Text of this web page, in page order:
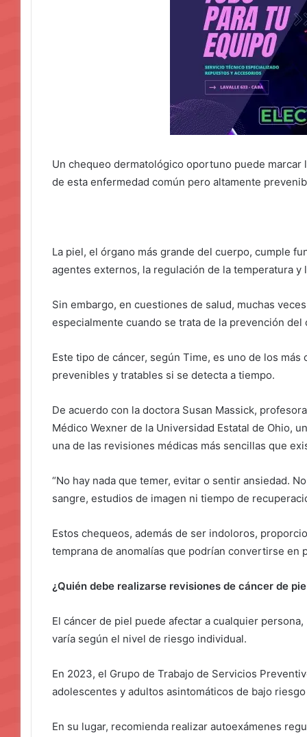
Un chequeo dermatológico oportuno puede
de esta enfermedad común pero altamente
La piel, el órgano más grande del cuerpo, cumple
agentes externos, la regulación de la temperatura y
Sin embargo, en cuestiones de salud, muchas
especialmente cuando se trata de la prevención del
Este tipo de cáncer, según Time, es uno de los
prevenibles y tratables si se detecta a tiempo.
De acuerdo con la doctora Susan Massick,
Médico Wexner de la Universidad Estatal de Ohio,
una de las revisiones médicas más sencillas que
“No hay nada que temer, evitar o sentir ansiedad.
sangre, estudios de imagen ni tiempo de
Estos chequeos, además de ser indoloros,
temprana de anomalías que podrían convertirse en
¿Quién debe realizarse revisiones de cáncer de
El cáncer de piel puede afectar a cualquier
varía según el nivel de riesgo individual.
En 2023, el Grupo de Trabajo de Servicios
adolescentes y adultos asintomáticos de bajo
En su lugar, recomienda realizar autoexámenes